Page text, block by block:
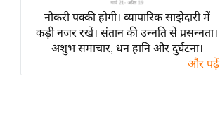
व्रत
त्योहार
राशिफल
विशेष
नौकरी पक्की होगी। व्यापारिक साझेदारी में
कड़ी नजर रखें। संतान की उन्नति से प्रसन्नता।
अशुभ समाचार, धन हानि और दुर्घटना।
और पढ़ें